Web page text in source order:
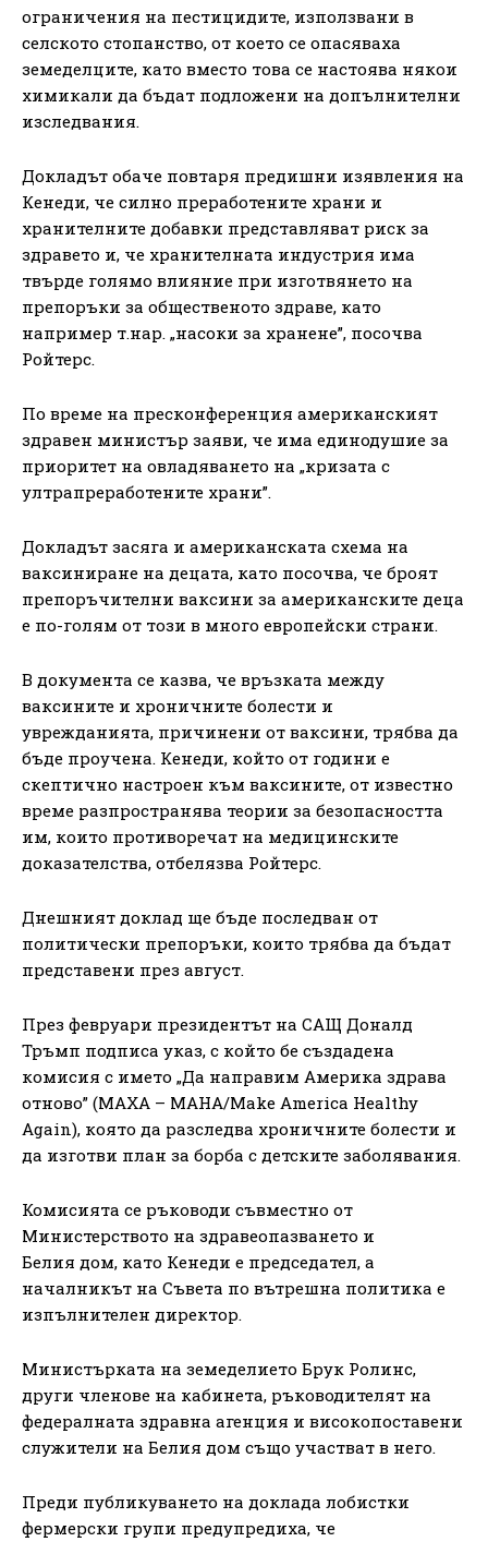
ограничения на пестицидите, използвани в
селското стопанство, от което се опасяваха
земеделците, като вместо това се настоява някои
химикали да бъдат подложени на допълнителни
изследвания.
Докладът обаче повтаря предишни изявления на
Кенеди, че силно преработените храни и
хранителните добавки представляват риск за
здравето и, че хранителната индустрия има
твърде голямо влияние при изготвянето на
препоръки за общественото здраве, като
например т.нар. „насоки за хранене”, посочва
Ройтерс.
По време на пресконференция американският
здравен министър заяви, че има единодушие за
приоритет на овладяването на „кризата с
ултрапреработените храни”.
Докладът засяга и американската схема на
ваксиниране на децата, като посочва, че броят
препоръчителни ваксини за американските деца
е по-голям от този в много европейски страни.
В документа се казва, че връзката между
ваксините и хроничните болести и
уврежданията, причинени от ваксини, трябва да
бъде проучена. Кенеди, който от години е
скептично настроен към ваксините, от известно
време разпространява теории за безопасността
им, които противоречат на медицинските
доказателства, отбелязва Ройтерс.
Днешният доклад ще бъде последван от
политически препоръки, които трябва да бъдат
представени през август.
През февруари президентът на САЩ Доналд
Тръмп подписа указ, с който бе създадена
комисия с името „Да направим Америка здрава
отново” (МАХА – МАНА/Make America Healthy
Again), която да разследва хроничните болести и
да изготви план за борба с детските заболявания.
Комисията се ръководи съвместно от
Министерството на здравеопазването и
Белия дом, като Кенеди е председател, а
началникът на Съвета по вътрешна политика е
изпълнителен директор.
Министърката на земеделието Брук Ролинс,
други членове на кабинета, ръководителят на
федералната здравна агенция и високопоставени
служители на Белия дом също участват в него.
Преди публикуването на доклада лобистки
фермерски групи предупредиха, че